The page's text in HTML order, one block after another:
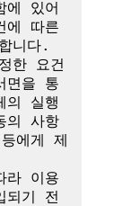
에 있어
에 따른
니다.
한 요건
면을 통
의 실행
의 사항
에게 제
라 이용
되기 전